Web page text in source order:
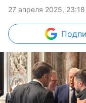
27 апреля 2025, 23:18